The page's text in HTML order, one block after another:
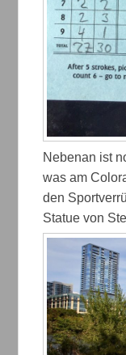
Nebenan ist
was am
den
Statue von